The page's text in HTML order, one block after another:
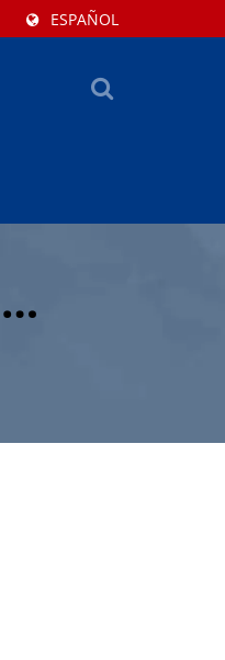
ESPAÑOL